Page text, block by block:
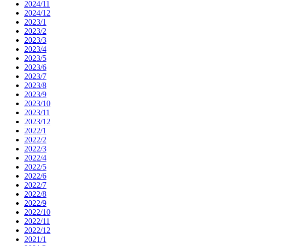
2024/11
2024/12
2023/1
2023/2
2023/3
2023/4
2023/5
2023/6
2023/7
2023/8
2023/9
2023/10
2023/11
2023/12
2022/1
2022/2
2022/3
2022/4
2022/5
2022/6
2022/7
2022/8
2022/9
2022/10
2022/11
2022/12
2021/1